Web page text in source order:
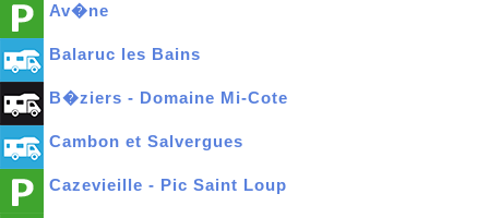
Av�ne
Balaruc les Bains
B�ziers - Domaine Mi-Cote
Cambon et Salvergues
Cazevieille - Pic Saint Loup